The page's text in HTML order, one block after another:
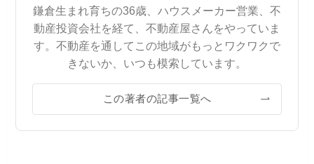
鎌倉生まれ育ちの36歳、ハウスメーカー営業、不
動産投資会社を経て、不動産屋さんをやっていま
す。不動産を通してこの地域がもっとワクワクで
きないか、いつも模索しています。
この著者の記事一覧へ